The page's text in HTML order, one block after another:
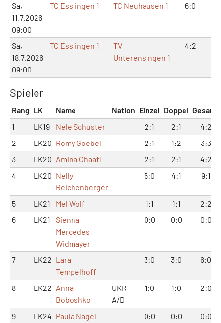
Sa,
11.7.2026
09:00
TC Esslingen 1 TC Neuhausen 1 6:0
Sa,
18.7.2026
09:00
TC Esslingen 1
TV
Unterensingen 1
4:2
Spieler
Rang LK Name Nation Einzel Doppel Gesamt
1
LK19 Nele Schuster 2:1 2:1
4:2
2
LK20 Romy Goebel 2:1 1:2
3:3
3
LK20 Amina Chaafi 2:1 2:1
4:2
4
LK20 Nelly
Reichenberger
5:0 4:1 9:1
5 LK21 Mel Wolf 1:1 1:1
2:2
6
LK21
Sienna
Mercedes
Widmayer
0:0 0:0 0:0
7 LK22 Lara
Tempelhoff
3:0 3:0 6:0
8 LK22 Anna
Boboshko
UKR
A/D
1:0 1:0 2:0
9 LK24 Paula Nagel 0:0 0:0
0:0